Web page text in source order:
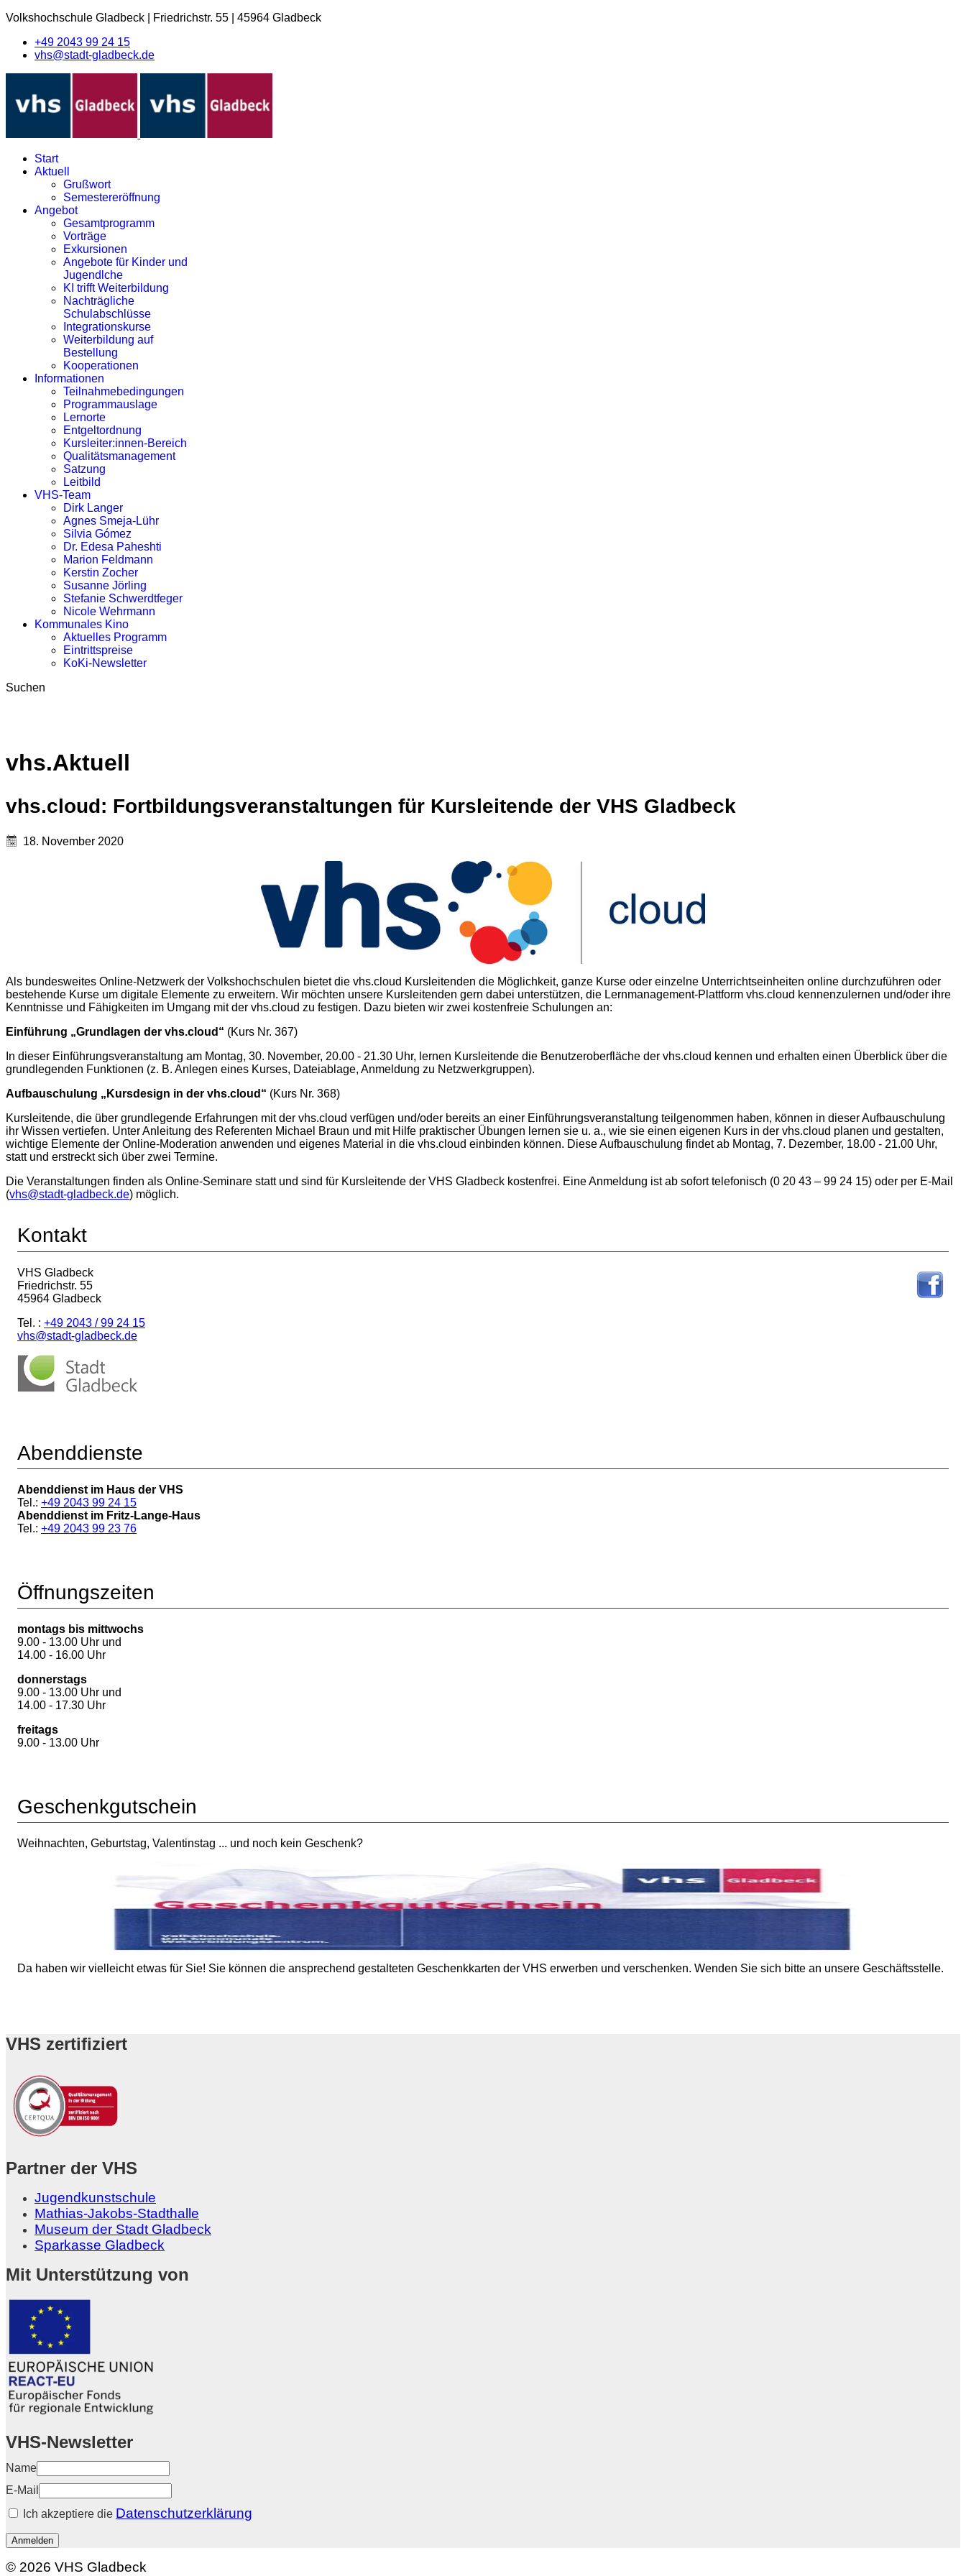
Volkshochschule Gladbeck Friedrichstr. 55
45964 Gladbeck
+49 2043 99 24 15
vhs@stadt-gladbeck.de
Start
Aktuell
Grußwort
Semestereröffnung
Angebot
Gesamtprogramm
Vorträge
Exkursionen
Angebote für Kinder und
Jugendlche
KI trifft Weiterbildung
Nachträgliche
Schulabschlüsse
Integrationskurse
Weiterbildung auf
Bestellung
Kooperationen
Informationen
Teilnahmebedingungen
Programmauslage
Lernorte
Entgeltordnung
Kursleiter:innen-Bereich
Qualitätsmanagement
Satzung
Leitbild
VHS-Team
Dirk Langer
Agnes Smeja-Lühr
Silvia Gómez
Dr. Edesa Paheshti
Marion Feldmann
Kerstin Zocher
Susanne Jörling
Stefanie Schwerdtfeger
Nicole Wehrmann
Kommunales Kino
Aktuelles Programm
Eintrittspreise
KoKi-Newsletter
Suchen
vhs.Aktuell
vhs.cloud: Fortbildungsveranstaltungen für Kursleitende der VHS Gladbeck
18. November 2020
Als bundesweites Online-Netzwerk der Volkshochschulen bietet die vhs.cloud Kursleitenden die Möglichkeit, ganze Kurse oder einzelne Unterrichtseinheiten online durchzuführen oder
bestehende Kurse um digitale Elemente zu erweitern. Wir möchten unsere Kursleitenden gern dabei unterstützen, die Lernmanagement-Plattform vhs.cloud kennenzulernen und/oder ihre
Kenntnisse und Fähigkeiten im Umgang mit der vhs.cloud zu festigen. Dazu bieten wir zwei kostenfreie Schulungen an:
Einführung „Grundlagen der vhs.cloud“ (Kurs Nr. 367)
In dieser Einführungsveranstaltung am Montag, 30. November, 20.00 - 21.30 Uhr, lernen Kursleitende die Benutzeroberfläche der vhs.cloud kennen und erhalten einen Überblick über die
grundlegenden Funktionen (z. B. Anlegen eines Kurses, Dateiablage, Anmeldung zu Netzwerkgruppen).
Aufbauschulung „Kursdesign in der vhs.cloud“ (Kurs Nr. 368)
Kursleitende, die über grundlegende Erfahrungen mit der vhs.cloud verfügen und/oder bereits an einer Einführungsveranstaltung teilgenommen haben, können in dieser Aufbauschulung
ihr Wissen vertiefen. Unter Anleitung des Referenten Michael Braun und mit Hilfe praktischer Übungen lernen sie u. a., wie sie einen eigenen Kurs in der vhs.cloud planen und gestalten,
wichtige Elemente der Online-Moderation anwenden und eigenes Material in die vhs.cloud einbinden können. Diese Aufbauschulung findet ab Montag, 7. Dezember, 18.00 - 21.00 Uhr,
statt und erstreckt sich über zwei Termine.
Die Veranstaltungen finden als Online-Seminare statt und sind für Kursleitende der VHS Gladbeck kostenfrei. Eine Anmeldung ist ab sofort telefonisch (0 20 43 – 99 24 15) oder per E-Mail
(vhs@stadt-gladbeck.de) möglich.
Kontakt
VHS Gladbeck
Friedrichstr. 55
45964 Gladbeck
Tel. : +49 2043 / 99 24 15
vhs@stadt-gladbeck.de
Abenddienste
Abenddienst im Haus der VHS
Tel.: +49 2043 99 24 15
Abenddienst im Fritz-Lange-Haus
Tel.: +49 2043 99 23 76
Öffnungszeiten
montags bis mittwochs
9.00 - 13.00 Uhr und
14.00 - 16.00 Uhr
donnerstags
9.00 - 13.00 Uhr und
14.00 - 17.30 Uhr
freitags
9.00 - 13.00 Uhr
Geschenkgutschein
Weihnachten, Geburtstag, Valentinstag ... und noch kein Geschenk?
Da haben wir vielleicht etwas für Sie! Sie können die ansprechend gestalteten Geschenkkarten der VHS erwerben und verschenken. Wenden Sie sich bitte an unsere Geschäftsstelle.
VHS zertifiziert
Partner der VHS
Jugendkunstschule
Mathias-Jakobs-Stadthalle
Museum der Stadt Gladbeck
Sparkasse Gladbeck
Mit Unterstützung von
VHS-Newsletter
Name
E-Mail
Ich akzeptiere die Datenschutzerklärung
Anmelden
© 2026 VHS Gladbeck